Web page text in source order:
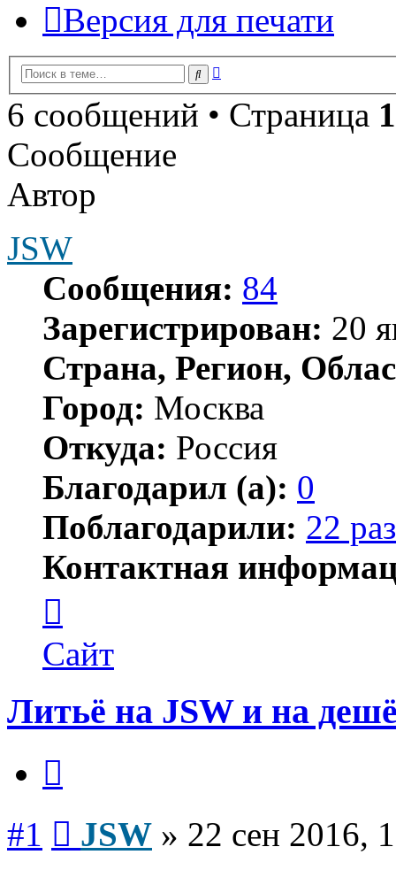
Версия для печати
Поиск
6 сообщений • Страница 1
Сообщение
Автор
JSW
Сообщения: 84
Зарегистрирован: 20
Страна, Регион,
Город: Москва
Откуда: Россия
Благодарил (а): 0
Поблагодарили: 22
Контактная
пользователя
JSW
Сайт
Литьё на JSW и на
#1 JSW » 22 сен 2016,